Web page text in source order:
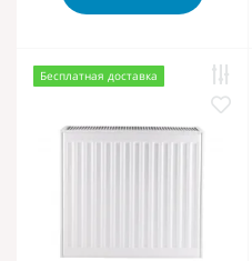
Бесплатная доставка